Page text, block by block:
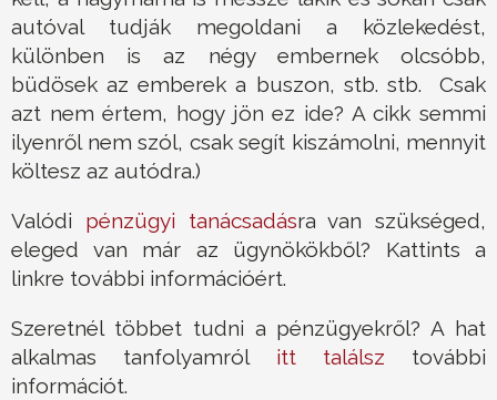
autóval tudják megoldani a közlekedést,
különben is az négy embernek olcsóbb,
büdösek az emberek a buszon, stb. stb. Csak
azt nem értem, hogy jön ez ide? A cikk semmi
ilyenről nem szól, csak segít kiszámolni, mennyit
költesz az autódra.)
Valódi pénzügyi tanácsadásra van szükséged,
eleged van már az ügynökökből? Kattints a
linkre további információért.
Szeretnél többet tudni a pénzügyekről? A hat
alkalmas tanfolyamrólitt találsz további
információt.